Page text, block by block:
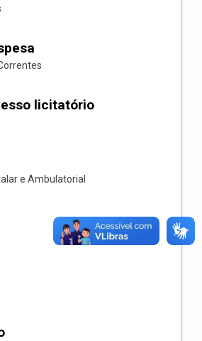
licitatório
e Ambulatorial